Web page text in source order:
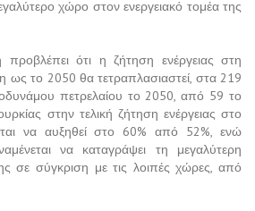
χώρο στον ενεργειακό τομέα της
προβλέπει ότι η ζήτηση ενέργειας στη
ως το 2050 θα τετραπλασιαστεί, στα 219
πετρελαίου το 2050, από 59 το
στην τελική ζήτηση ενέργειας στο
να αυξηθεί στο 60% από 52%, ενώ
να καταγράψει τη μεγαλύτερη
σε σύγκριση με τις λοιπές χώρες, από